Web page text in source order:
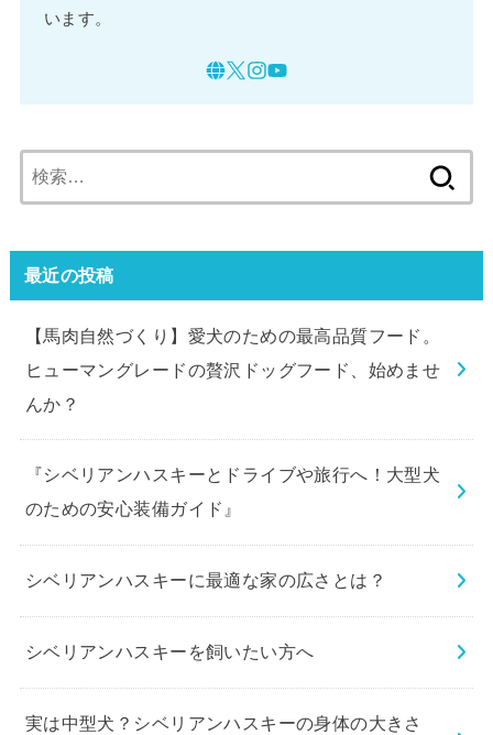
います。
索:
最近の投稿
【馬肉自然づくり】愛犬のための最高品質フード。
ヒューマングレードの贅沢ドッグフード、始めませ
んか？
『シベリアンハスキーとドライブや旅行へ！大型犬
のための安心装備ガイド』
シベリアンハスキーに最適な家の広さとは？
シベリアンハスキーを飼いたい方へ
実は中型犬？シベリアンハスキーの身体の大きさ